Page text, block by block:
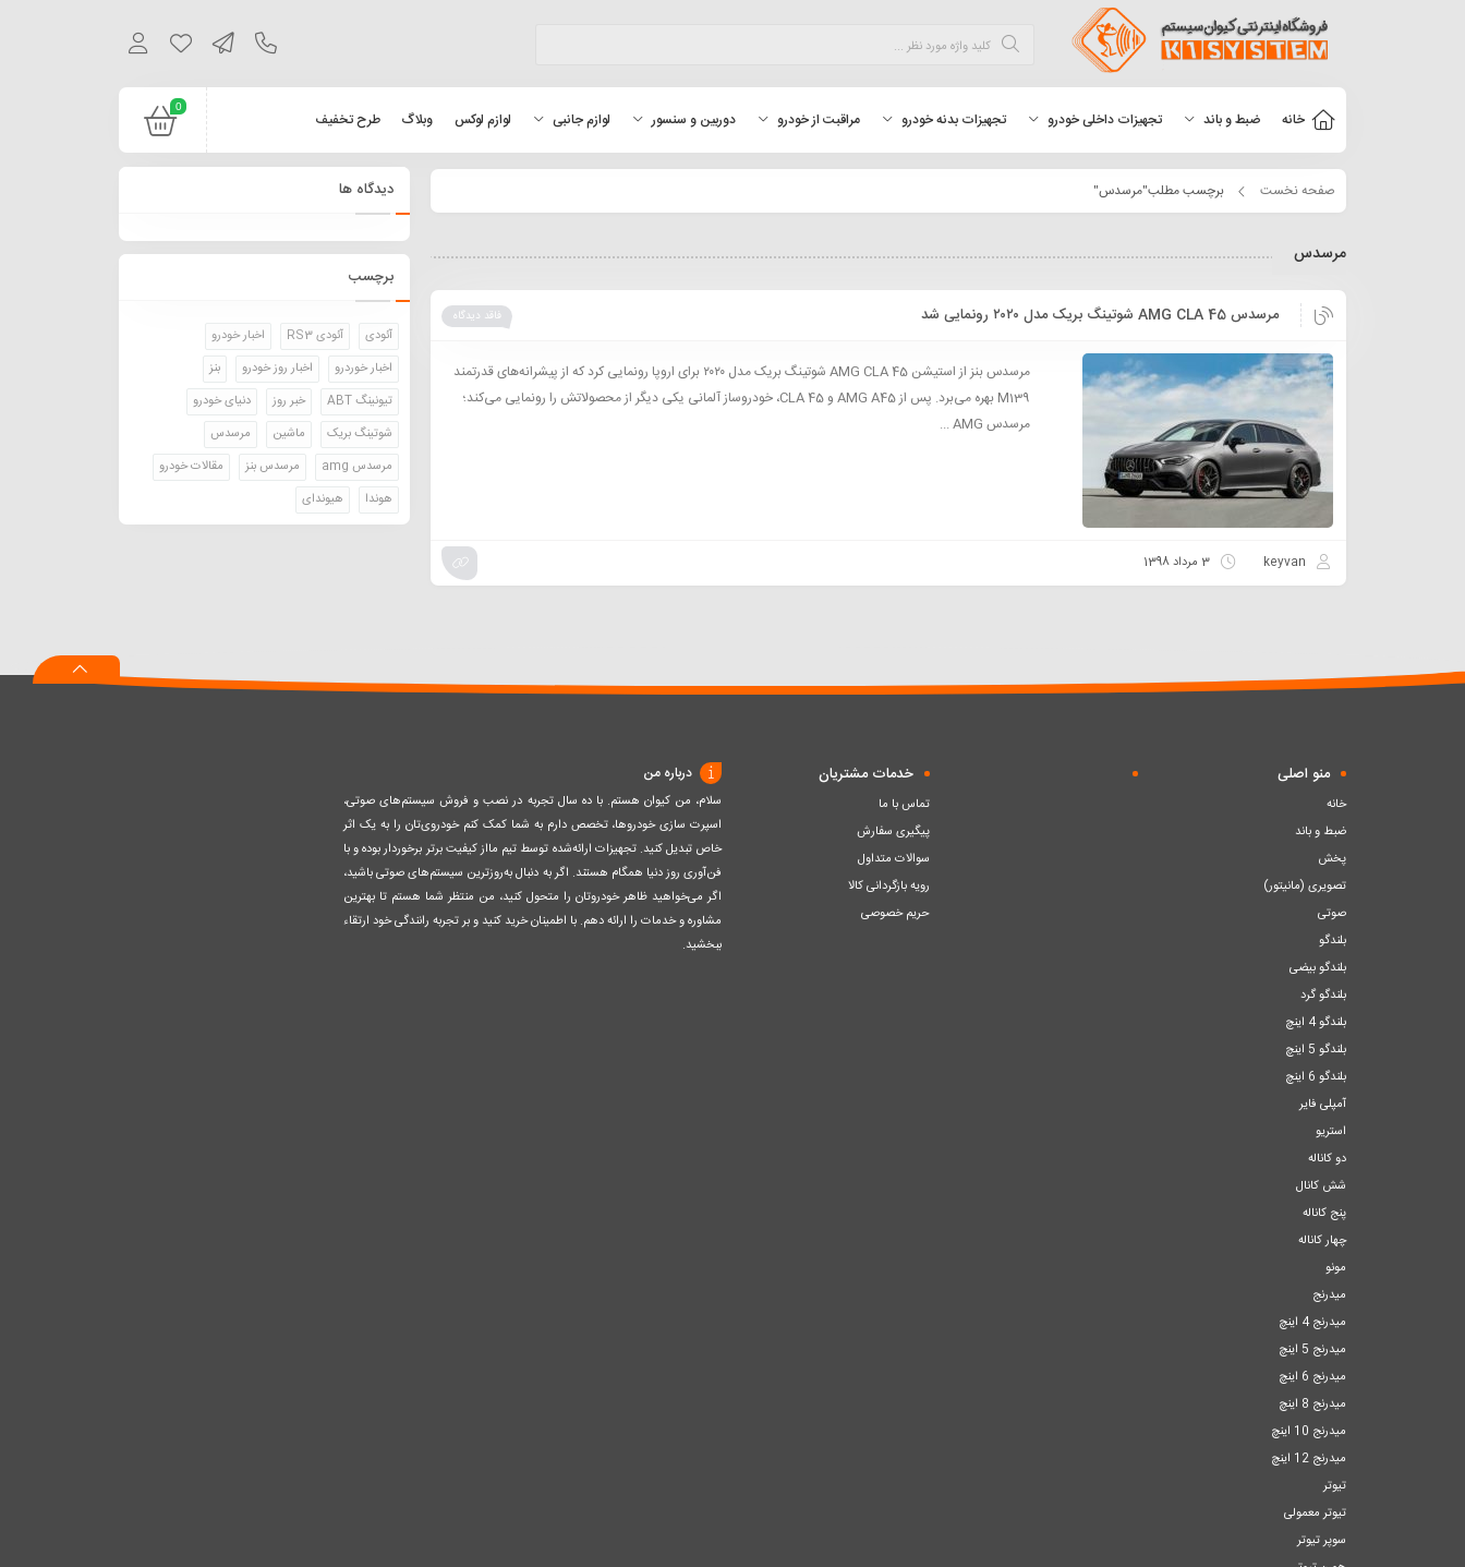
0
خانه ضبط و باند تجهیزات داخلی خودرو تجهیزات بدنه خودرو مراقبت از خودرو دوربین و سنسور لوازم جانبی لوازم لوکس وبلاگ طرح تخفیف
صفحه نخست برچسب مطلب"مرسدس"
مرسدس
فاقد دیدگاه مرسدس AMG CLA 45 شوتینگ بریک مدل ۲۰۲۰ رونمایی شد
مرسدس بنز از استیشن AMG CLA 45 شوتینگ بریک مدل ۲۰۲۰ برای اروپا رونمایی کرد که از پیشرانه‌های قدرتمند
M139 بهره می‌برد. پس از AMG A45 و CLA 45، خودروساز آلمانی یکی دیگر از محصولاتش را رونمایی می‌کند؛
مرسدس AMG ...
keyvan 3 مرداد 1398
دیدگاه ها
برچسب
آئودی آئودی RS3
اخبار خودرو
اخبار خوردرو
اخبار روز خودرو
بنز
تیونینگ ABT
خبر روز
دنیای خودرو
شوتینگ بریک
ماشین
مرسدس
مرسدس amg
مرسدس بنز
مقالات خودرو
هوندا
هیوندای
منو اصلی
خانه
ضبط و باند
پخش
تصویری (مانیتور)
صوتی
بلندگو
بلندگو بیضی
بلندگو گرد
بلندگو 4 اینچ
بلندگو 5 اینچ
بلندگو 6 اینچ
آمپلی فایر
استریو
دو کاناله
شش کانال
پنج کاناله
چهار کاناله
مونو
میدرنج
میدرنج 4 اینچ
میدرنج 5 اینچ
میدرنج 6 اینچ
میدرنج 8 اینچ
میدرنج 10 اینچ
میدرنج 12 اینچ
تیوتر
تیوتر معمولی
سوپر تیوتر
خدمات مشتریان
تماس با ما
پیگیری سفارش
سوالات متداول
رویه بازگردانی کالا
حریم خصوصی
درباره من
سلام، من کیوان هستم. با ده سال تجربه در نصب و فروش سیستم‌های صوتی،
اسپرت سازی خودروها، تخصص دارم به شما کمک کنم خودروی‌تان را به یک اثر
خاص تبدیل کنید. تجهیزات ارائه‌شده توسط تیم مااز کیفیت برتر برخوردار بوده و با
فن‌آوری روز دنیا همگام هستند. اگر به دنبال به‌روزترین سیستم‌های صوتی باشید،
اگر می‌خواهید ظاهر خودروتان را متحول کنید، من منتظر شما هستم تا بهترین
مشاوره و خدمات را ارائه دهم. با اطمینان خرید کنید و بر تجربه رانندگی خود ارتقاء
ببخشید.